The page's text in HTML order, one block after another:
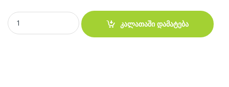
ACER Aspire A315 A515 A615 Screen Hinges - კარკასი quantity
კალათაში დამატება